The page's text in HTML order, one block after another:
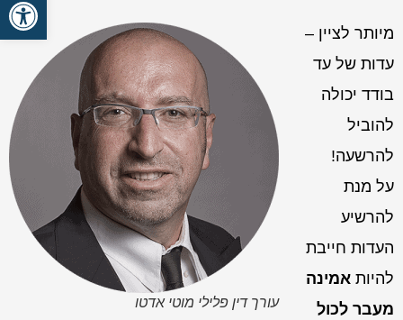
עורך דין פלילי מוטי אדטו
מיותר לציין –
עדות של עד
בודד יכולה
להוביל
להרשעה!
על מנת
להרשיע
העדות חייבת
להיות אמינה
מעבר לכול